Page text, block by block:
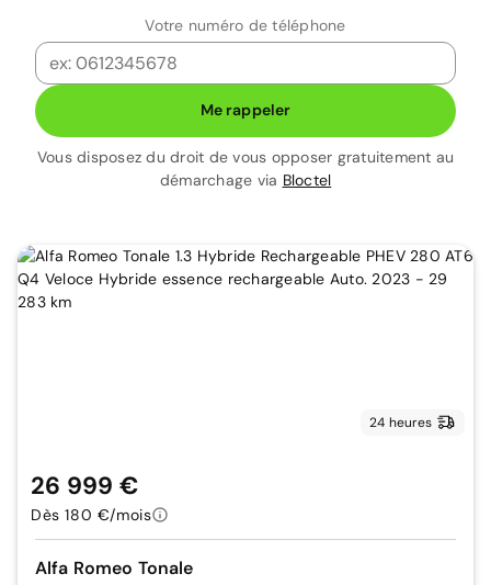
Votre numéro de téléphone
Me rappeler
Vous disposez du droit de vous opposer gratuitement au
démarchage via Bloctel
24 heures
Alfa Romeo Tonale
26 999 €
Dès 180 €/mois